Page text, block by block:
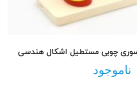
سوری چوبی مستطیل اشکال هندسی
ناموجود